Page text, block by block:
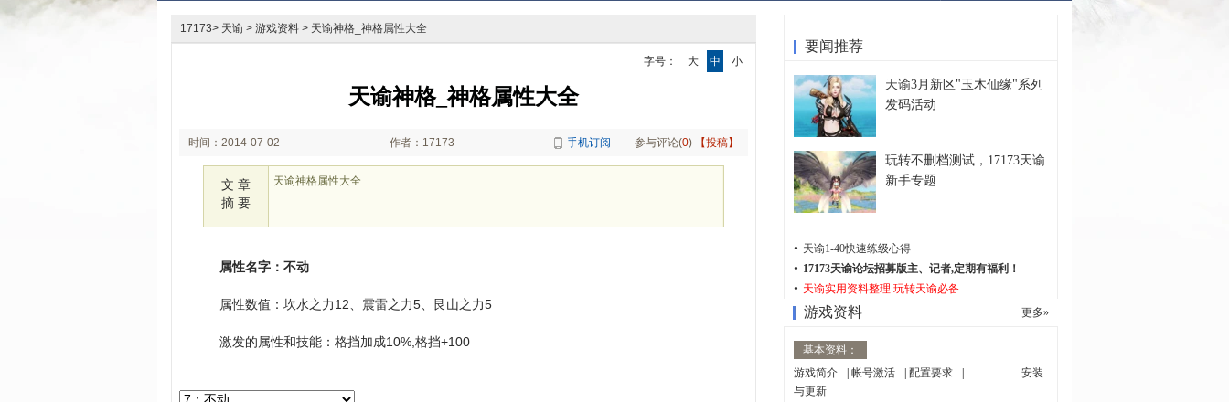
17173> 天谕 > 游戏资料 > 天谕神格_神格属性大全
字号： 大 中 小
天谕神格_神格属性大全
时间：2014-07-02
19:15
作者：17173 手机订阅 参与评论(0) 【投稿】
文 章
摘 要
天谕神格属性大全
属性名字：不动
属性数值：坎水之力12、震雷之力5、艮山之力5
激发的属性和技能：格挡加成10%,格挡+100
要闻推荐
天谕3月新区"玉木仙缘"系列
发码活动
玩转不删档测试，17173天谕
新手专题
天谕1-40快速练级心得
17173天谕论坛招募版主、记者,定期有福利！
天谕实用资料整理 玩转天谕必备
游戏资料 更多»
基本资料：
游戏简介
帐号激活 配置要求
安装
与更新